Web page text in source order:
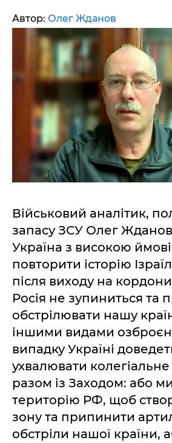
Автор: Олег Жданов
Військовий аналітик,
запасу ЗСУ Олег
Україна з високою
повторити історію
після виходу на кордони
Росія не зупиниться та
обстрілювати нашу
іншими видами
випадку Україні
ухвалювати
разом із Заходом: або
територію РФ, щоб
зону та припинити
обстріли нашої країни,